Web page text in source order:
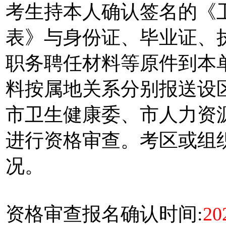
考生持本人确认签名的《
表》与身份证、毕业证、
职务聘任材料等原件到本
料按属地关系分别报送设
市卫生健康委、市人力资
进行资格审查。考区或组
况。
资格审查报名确认时间: